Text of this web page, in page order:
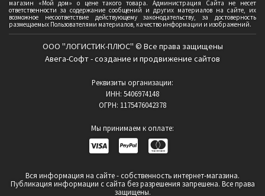
магазин «Мой дом» о цене такого товара. Администрация Сайта не несет
ответственности за содержание сообщений и других материалов на сайте, их
возможное несоответствие действующему законодательству, за достоверность
размещаемых Пользователями материалов, качество информации и изображений.
ООО "ЛОГИСТИК-ПЛЮС" © Все права защищены
Авега-Софт - создание и продвижение сайтов
Реквизиты организации:
ИНН: 5406974148
ОГРН: 1175476042378
Мы принимаем к оплате:
Вся информация на сайте - собственность интернет-магазина.
Публикация информации с сайта без разрешения запрешена. Все права
защищены.